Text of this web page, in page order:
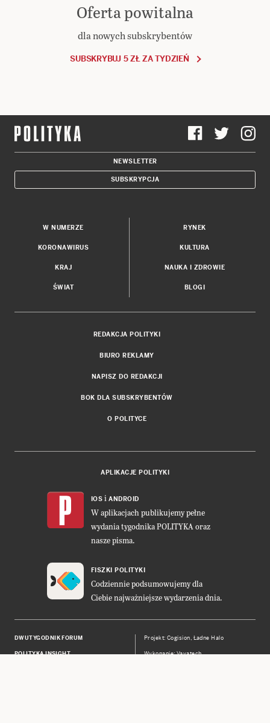
Oferta powitalna
dla nowych subskrybentów
SUBSKRYBUJ 5 ZŁ ZA TYDZIEŃ
NEWSLETTER
SUBSKRYPCJA
W NUMERZE
KORONAWIRUS
KRAJ
ŚWIAT
RYNEK
KULTURA
NAUKA I ZDROWIE
BLOGI
REDAKCJA POLITYKI
BIURO REKLAMY
NAPISZ DO REDAKCJI
BOK DLA SUBSKRYBENTÓW
O POLITYCE
APLIKACJE POLITYKI
IOS i ANDROID
W aplikacjach publikujemy pełne
wydania tygodnika POLITYKA oraz
nasze pisma.
FISZKI POLITYKI
Codziennie podsumowujemy dla
Ciebie najważniejsze wydarzenia dnia.
DWUTYGODNIK FORUM
POLITYKA INSIGHT
Projekt:Cogision, Ładne Halo
Wykonanie: Vavatech